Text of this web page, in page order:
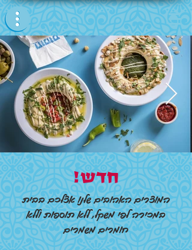
חדש!
המוצרים האהובים שלנו אצלכם בבית
במכירה לפי משקל,ללא תוספות וללא
חומרים משמרים